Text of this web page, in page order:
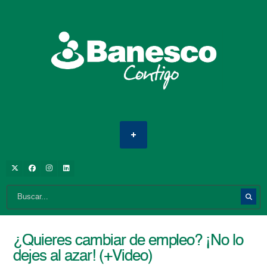
¿Quieres cambiar de empleo? ¡No lo
dejes al azar! (+Video)